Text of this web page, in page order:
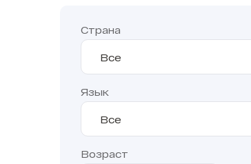
Страна
Все
Язык
Все
Возраст